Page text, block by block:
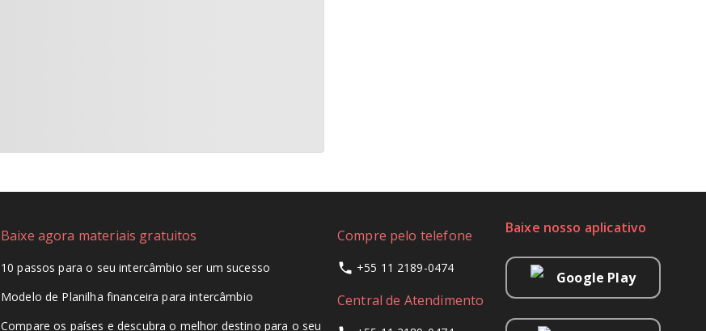
Baixe agora materiais gratuitos
10 passos para o seu intercâmbio ser um sucesso
Modelo de Planilha financeira para intercâmbio
Compare os países e descubra o melhor destino para o seu
Compre pelo telefone
+55 11 2189-0474
Central de Atendimento
Baixe nosso aplicativo
Google Play